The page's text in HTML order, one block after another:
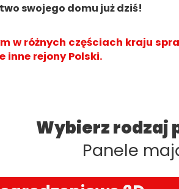
swojego domu już dziś!
w różnych częściach kraju
inne rejony Polski.
Wybierz rodzaj
Panele